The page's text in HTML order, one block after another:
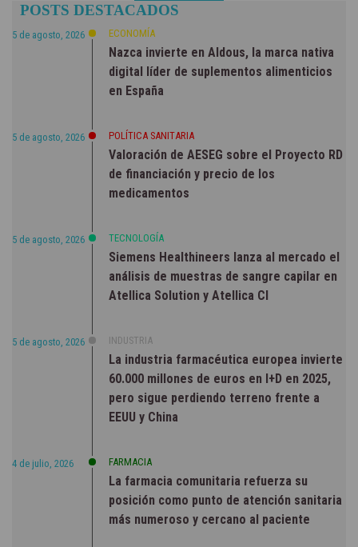
NOTICIAS
POSTS DESTACADOS
5 de agosto, 2026 ECONOMÍA
Nazca invierte en Aldous, la marca nativa
digital líder de suplementos alimenticios
en España
5 de agosto, 2026 POLÍTICA SANITARIA
Valoración de AESEG sobre el Proyecto RD
de financiación y precio de los
medicamentos
5 de agosto, 2026 TECNOLOGÍA
Siemens Healthineers lanza al mercado el
análisis de muestras de sangre capilar en
Atellica Solution y Atellica CI
5 de agosto, 2026 INDUSTRIA
La industria farmacéutica europea invierte
60.000 millones de euros en I+D en 2025,
pero sigue perdiendo terreno frente a
EEUU y China
4 de julio, 2026 FARMACIA
La farmacia comunitaria refuerza su
posición como punto de atención sanitaria
más numeroso y cercano al paciente